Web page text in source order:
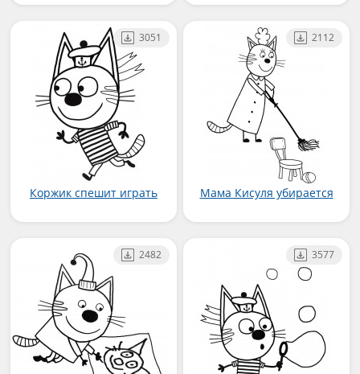
Коржик спешит играть
3051
Мама Кисуля убирается
2112
2482 3577